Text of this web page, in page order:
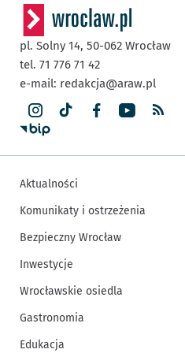
pl. Solny 14, 50-062 Wrocław
tel. 71 776 71 42
e-mail: redakcja@araw.pl
Aktualności
Komunikaty i ostrzeżenia
Bezpieczny Wrocław
Inwestycje
Wrocławskie osiedla
Gastronomia
Edukacja